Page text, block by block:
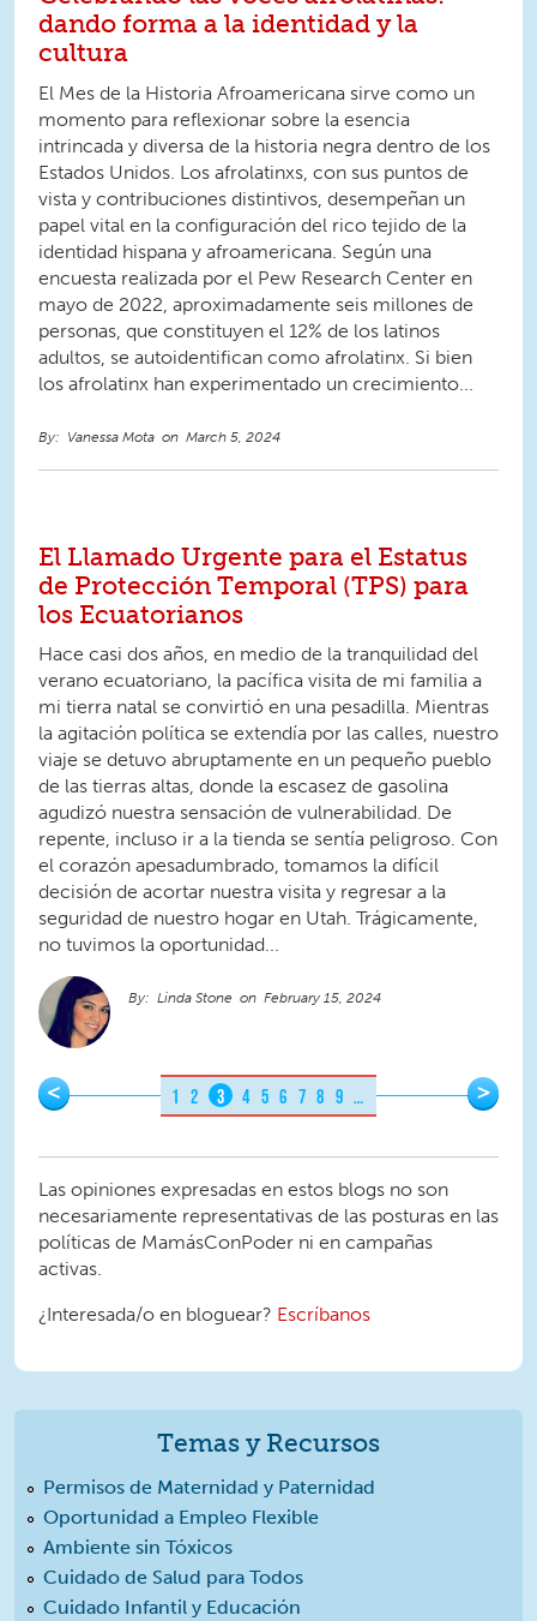
dando forma a la identidad y la
cultura
El Mes de la Historia Afroamericana sirve como un
momento para reflexionar sobre la esencia
intrincada y diversa de la historia negra dentro de los
Estados Unidos. Los afrolatinxs, con sus puntos de
vista y contribuciones distintivos, desempeñan un
papel vital en la configuración del rico tejido de la
identidad hispana y afroamericana. Según una
encuesta realizada por el Pew Research Center en
mayo de 2022, aproximadamente seis millones de
personas, que constituyen el 12% de los latinos
adultos, se autoidentifican como afrolatinx. Si bien
los afrolatinx han experimentado un crecimiento...
Vanessa Mota March 5, 2024
El Llamado Urgente para el Estatus
de Protección Temporal (TPS) para
los Ecuatorianos
Hace casi dos años, en medio de la tranquilidad del
verano ecuatoriano, la pacífica visita de mi familia a
mi tierra natal se convirtió en una pesadilla. Mientras
la agitación política se extendía por las calles, nuestro
viaje se detuvo abruptamente en un pequeño pueblo
de las tierras altas, donde la escasez de gasolina
agudizó nuestra sensación de vulnerabilidad. De
repente, incluso ir a la tienda se sentía peligroso. Con
el corazón apesadumbrado, tomamos la difícil
decisión de acortar nuestra visita y regresar a la
seguridad de nuestro hogar en Utah. Trágicamente,
no tuvimos la oportunidad...
Linda Stone February 15, 2024
Pages
< 1 2 3 4 5 6 7 8 9 … >
Las opiniones expresadas en estos blogs no son
necesariamente representativas de las posturas en las
políticas de MamásConPoder ni en campañas
activas.
¿Interesada/o en bloguear? Escríbanos
Temas y Recursos
Permisos de Maternidad y Paternidad
Oportunidad a Empleo Flexible
Ambiente sin Tóxicos
Cuidado de Salud para Todos
Cuidado Infantil y Educación